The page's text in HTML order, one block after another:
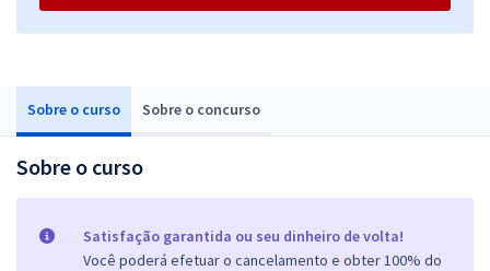
Sobre o curso Sobre o concurso
Sobre o curso
Satisfação garantida ou seu dinheiro de volta!
Você poderá efetuar o cancelamento e obter 100% do